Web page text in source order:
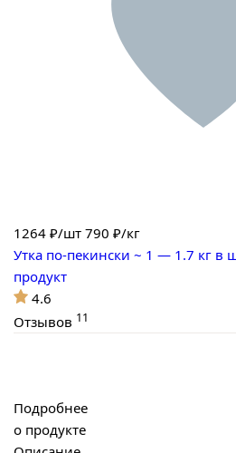
1264 ₽/шт 790 ₽/кг
Утка по-пекински ~ 1 — 1.7 кг
продукт
4.6
Отзывов 11
Подробнее
о продукте